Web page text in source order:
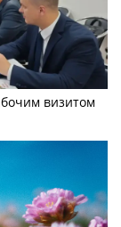
визитом